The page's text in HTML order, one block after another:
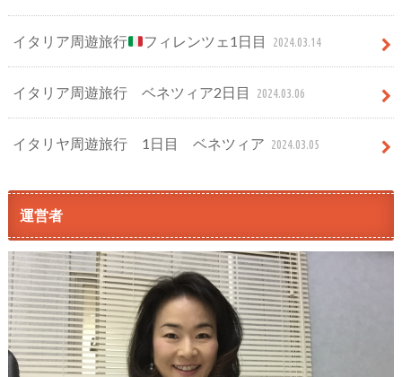
イタリア周遊旅行 フィレンツェ1日目 2024.03.14
イタリア周遊旅行 ベネツィア2日目 2024.03.06
イタリヤ周遊旅行 1日目 ベネツィア 2024.03.05
運営者